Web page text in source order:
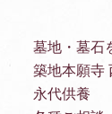
墓地・墓石
築地本願寺
永代供養